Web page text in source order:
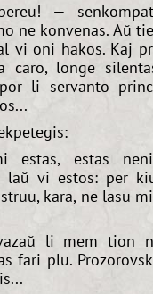
—
ne konvenas. Aŭ
vi oni hakos. Kaj
longe
li servanto
estas, estas
laŭ vi estos: per
kara, ne lasu
li mem tion
fari plu.